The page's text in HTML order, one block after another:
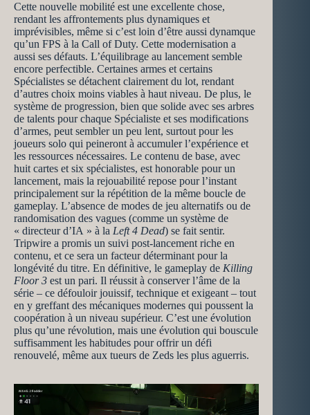
Cette nouvelle mobilité est une excellente chose,
rendant les affrontements plus dynamiques et
imprévisibles, même si c’est loin d’être aussi dynamque
qu’un FPS à la Call of Duty. Cette modernisation a
aussi ses défauts. L’équilibrage au lancement semble
encore perfectible. Certaines armes et certains
Spécialistes se détachent clairement du lot, rendant
d’autres choix moins viables à haut niveau. De plus, le
système de progression, bien que solide avec ses arbres
de talents pour chaque Spécialiste et ses modifications
d’armes, peut sembler un peu lent, surtout pour les
joueurs solo qui peineront à accumuler l’expérience et
les ressources nécessaires. Le contenu de base, avec
huit cartes et six spécialistes, est honorable pour un
lancement, mais la rejouabilité repose pour l’instant
principalement sur la répétition de la même boucle de
gameplay. L’absence de modes de jeu alternatifs ou de
randomisation des vagues (comme un système de
« directeur d’IA » à la Left 4 Dead) se fait sentir.
Tripwire a promis un suivi post-lancement riche en
contenu, et ce sera un facteur déterminant pour la
longévité du titre. En définitive, le gameplay de Killing
Floor 3 est un pari. Il réussit à conserver l’âme de la
série – ce défouloir jouissif, technique et exigeant – tout
en y greffant des mécaniques modernes qui poussent la
coopération à un niveau supérieur. C’est une évolution
plus qu’une révolution, mais une évolution qui bouscule
suffisamment les habitudes pour offrir un défi
renouvelé, même aux tueurs de Zeds les plus aguerris.